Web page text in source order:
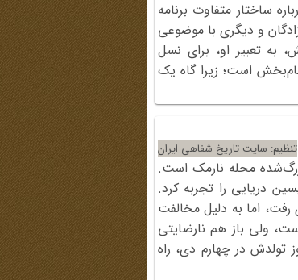
ساختار متفاوت برنامه
و دیگری با موضوعی
به تعبیر او، برای نسل
است؛ زیرا گاه یک
تنظیم: سایت تاریخ شفاهی ایران
محله نارمک است.
دریایی را تجربه کرد.
رفت، اما به ‌دلیل مخالفت
ولی باز هم نارضایتی
هم‌زمان با سال‌روز تولدش در چهارم دی، راه